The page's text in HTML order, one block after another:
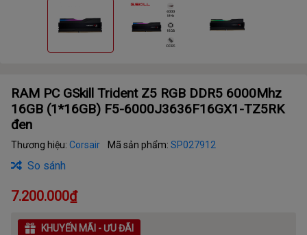
RAM PC GSkill Trident Z5 RGB DDR5 6000Mhz
16GB (1*16GB) F5-6000J3636F16GX1-TZ5RK
đen
Thương hiệu: Corsair Mã sản phẩm: SP027912
So sánh
7.200.000₫
KHUYẾN MÃI - ƯU ĐÃI